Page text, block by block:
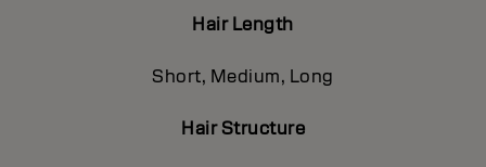
Hair Length
Short, Medium, Long
Hair Structure